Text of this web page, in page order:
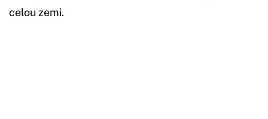
celou zemi.